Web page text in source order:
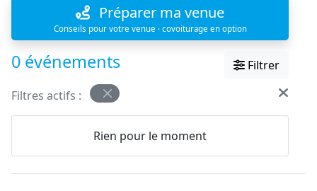
Préparer ma venue
Conseils pour votre venue · covoiturage en option
0 événements
Filtrer
Filtres actifs :
Rien pour le moment